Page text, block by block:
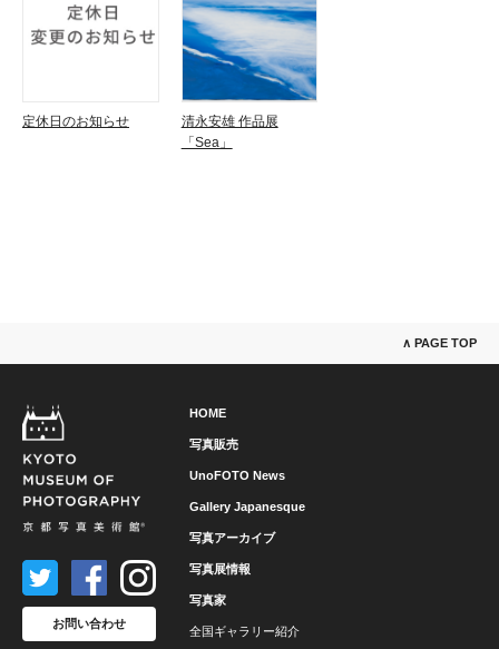
定休日のお知らせ
清永安雄 作品展
「Sea」
∧ PAGE TOP
HOME
写真販売
UnoFOTO News
Gallery Japanesque
写真アーカイブ
写真展情報
写真家
全国ギャラリー紹介
お問い合わせ